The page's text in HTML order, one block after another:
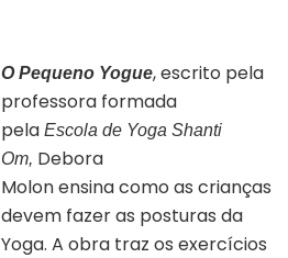
O Pequeno Yogue, escrito pela
professora formada
pela Escola de Yoga Shanti
Om, Debora
Molon ensina como as crianças
devem fazer as posturas da
Yoga. A obra traz os exercícios